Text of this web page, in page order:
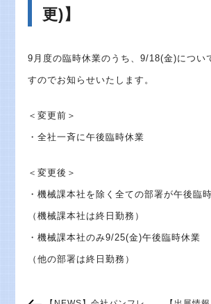
更)】
9月度の臨時休業のうち、9/18(金)につい
すのでお知らせいたします。
＜変更前＞
・全社一斉に午後臨時休業
＜変更後＞
・機械課本社を除く全ての部署が午後臨
（機械課本社は終日勤務）
・機械課本社のみ9/25(金)午後臨時休業
（他の部署は終日勤務）